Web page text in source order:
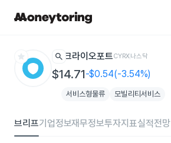
star search 크라이오포트CYRX나스닥
$14.71-$0.54(-3.54%)
서비스형물류 모빌리티서비스
브리프기업정보재무정보투자지표실적전망